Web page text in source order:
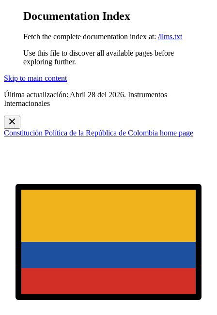
Documentation Index
Fetch the complete documentation index at: /llms.txt
Use this file to discover all available pages before
exploring further.
Skip to main content
Última actualización: Abril 28 del 2026. Instrumentos
Internacionales
Constitución Política de la República de Colombia home page